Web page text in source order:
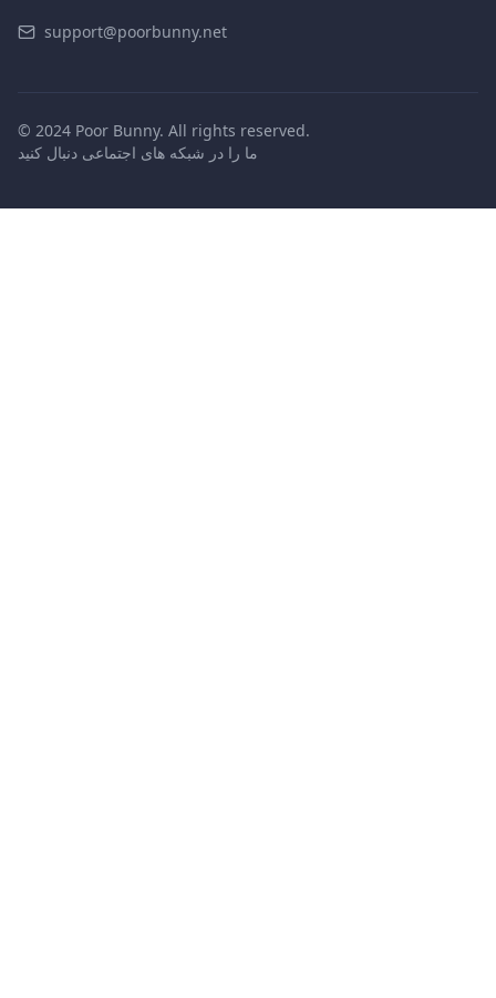
support@poorbunny.net
© 2024 Poor Bunny. All rights reserved.
ما را در شبکه های اجتماعی دنبال کنید